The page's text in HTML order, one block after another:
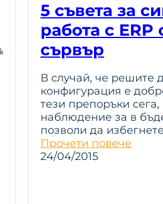
5 съвета за
работа с ERP
сървър
В случай, че решите
конфигурация е
тези препоръки
наблюдение за в
позволи да
Прочети повече
24/04/2015